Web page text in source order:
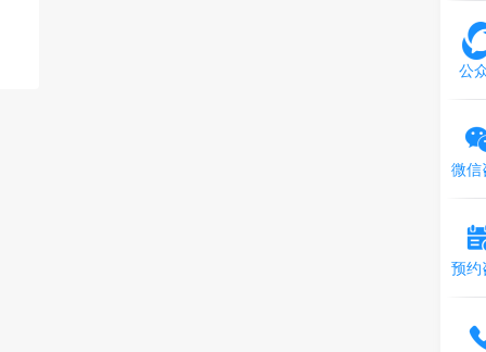
公
微信
预约